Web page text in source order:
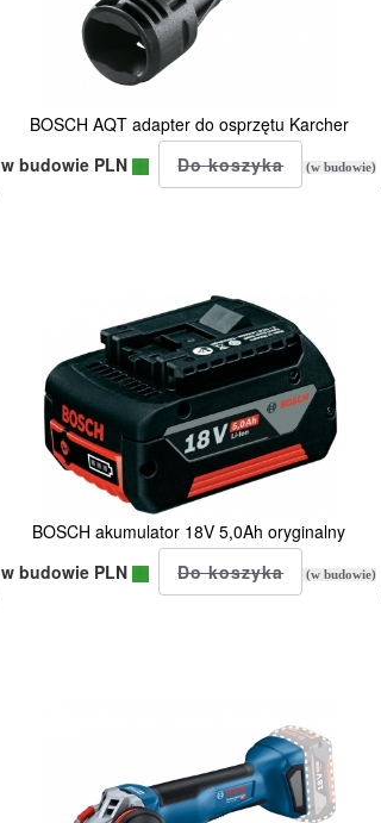
BOSCH AQT adapter do osprzętu Karcher
w budowie PLN
(w budowie)
BOSCH akumulator 18V 5,0Ah oryginalny
w budowie PLN
(w budowie)